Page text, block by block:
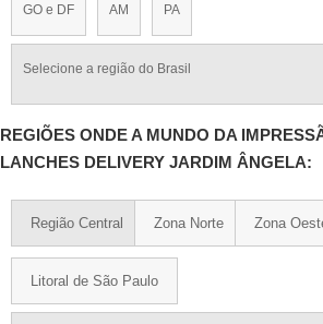
GO e DF AM PA
Selecione a região do Brasil
REGIÕES ONDE A MUNDO DA
LANCHES DELIVERY JARDIM ÂNGELA:
Região Central Zona Norte Zona
Litoral de São Paulo